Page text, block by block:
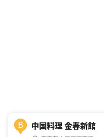
B 中国料理 金春新館